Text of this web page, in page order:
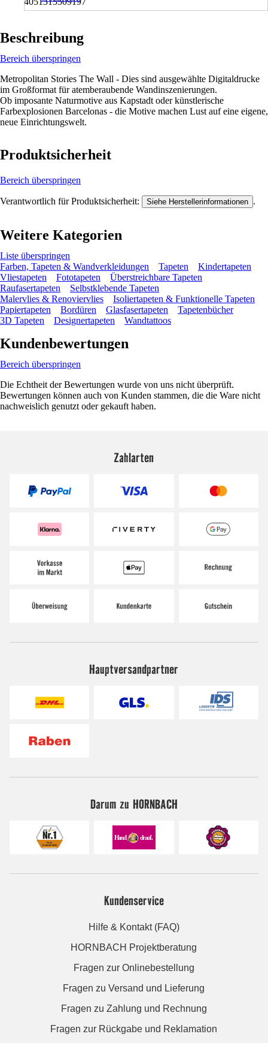
Beschreibung
Bereich überspringen
Metropolitan Stories The Wall - Dies sind ausgewählte Digitaldrucke
im Großformat für atemberaubende Wandinszenierungen.
Ob imposante Naturmotive aus Kapstadt oder künstlerische
Farbexplosionen Barcelonas - die Motive machen Lust auf eine eigene,
neue Einrichtungswelt.
Produktsicherheit
Bereich überspringen
Verantwortlich für Produktsicherheit: Siehe Herstellerinformationen .
Weitere Kategorien
Liste überspringen
Farben, Tapeten & Wandverkleidungen
Tapeten
Kindertapeten
Vliestapeten
Fototapeten
Überstreichbare Tapeten
Raufasertapeten
Selbstklebende Tapeten
Malervlies & Renoviervlies
Isoliertapeten & Funktionelle Tapeten
Papiertapeten
Bordüren Glasfasertapeten
Tapetenbücher
3D Tapeten
Designertapeten Wandtattoos
Kundenbewertungen
Bereich überspringen
Die Echtheit der Bewertungen wurde von uns nicht überprüft.
Bewertungen können auch von Kunden stammen, die die Ware nicht
nachweislich genutzt oder gekauft haben.
Zahlarten
Hauptversandpartner
Darum zu HORNBACH
Kundenservice
Hilfe & Kontakt (FAQ)
HORNBACH Projektberatung
Fragen zur Onlinebestellung
Fragen zu Versand und Lieferung
Fragen zu Zahlung und Rechnung
Fragen zur Rückgabe und Reklamation